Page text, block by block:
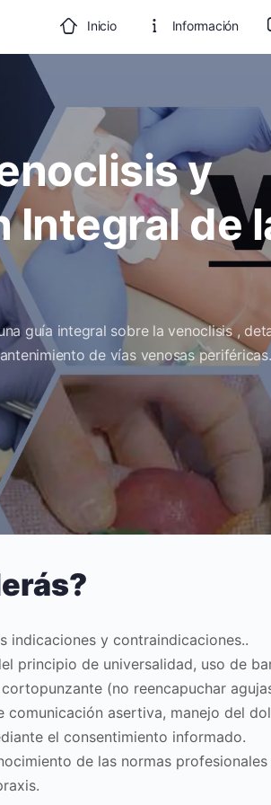
Inicio Información
y
Integral de
guía integral sobre la venoclisis ,
de vías venosas periféricas.
indicaciones y contraindicaciones..
principio de universalidad, uso de
(no reencapuchar
comunicación asertiva, manejo del
el consentimiento informado.
de las normas profesionales